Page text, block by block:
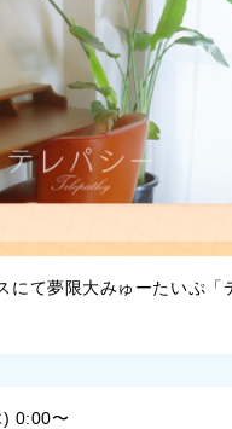
にて夢限大みゅーたいぷ
0:00〜